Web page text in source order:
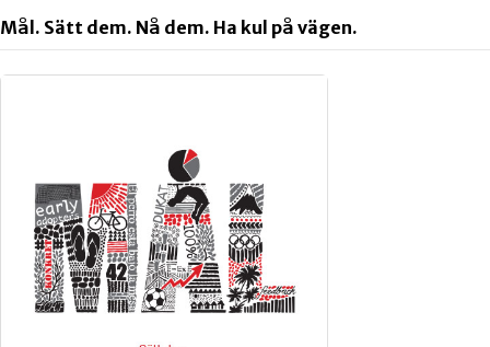
Mål. Sätt dem. Nå dem. Ha kul på vägen.